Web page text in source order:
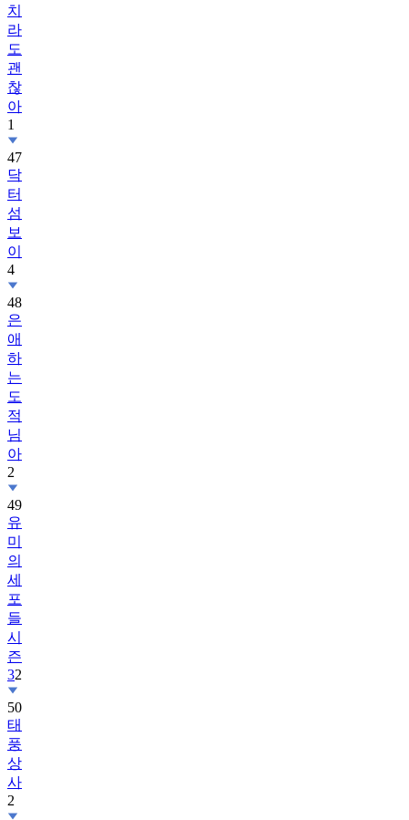
치
라
도
괜
찮
아
1
47
닥
터
섬
보
이
4
48
은
애
하
는
도
적
님
아
2
49
유
미
의
세
포
들
시
즌
32
50
태
풍
상
사
2